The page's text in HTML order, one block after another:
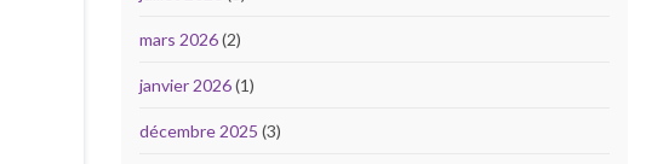
mars 2026(2)
janvier 2026(1)
décembre 2025 (3)